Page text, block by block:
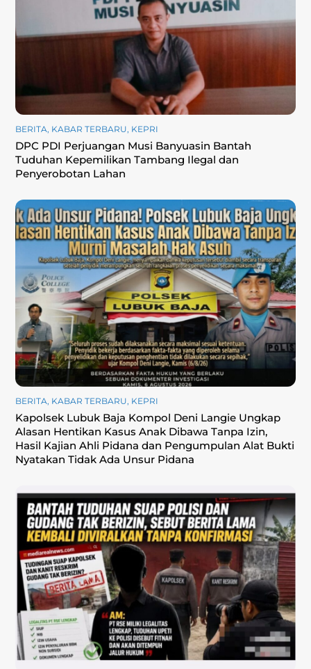
BERITA, KABAR TERBARU, KEPRI
DPC PDI Perjuangan Musi Banyuasin Bantah
Tuduhan Kepemilikan Tambang Ilegal dan
Penyerobotan Lahan
BERITA, KABAR TERBARU, KEPRI
Kapolsek Lubuk Baja Kompol Deni Langie Ungkap
Alasan Hentikan Kasus Anak Dibawa Tanpa Izin,
Hasil Kajian Ahli Pidana dan Pengumpulan Alat Bukti
Nyatakan Tidak Ada Unsur Pidana